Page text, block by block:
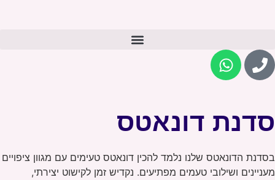
סדנת דונאטס
בסדנת הדונאטס שלנו נלמד להכין דונאטס טעימים עם מגוון ציפויים
מעניינים ושילובי טעמים מפתיעים. נקדיש זמן לקישוט יצירתי,